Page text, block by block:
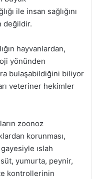
ile insan sağlığını
değildir.
hayvanlardan,
yönünden
bulaşabildiğini biliyor
veteriner hekimler
zoonoz
korunması,
ıslah
yumurta, peynir,
kontrollerinin